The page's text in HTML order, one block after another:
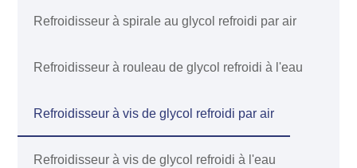
Refroidisseur à spirale au glycol refroidi par air
Refroidisseur à rouleau de glycol refroidi à l'eau
Refroidisseur à vis de glycol refroidi par air
Refroidisseur à vis de glycol refroidi à l'eau